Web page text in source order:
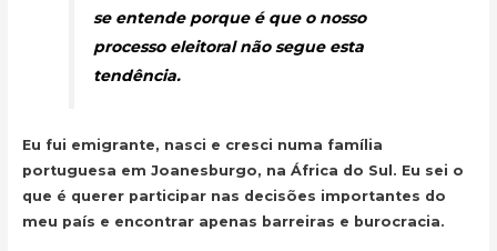
se entende porque é que o nosso
processo eleitoral não segue esta
tendência.
Eu fui emigrante, nasci e cresci numa família
portuguesa em Joanesburgo, na África do Sul. Eu sei o
que é querer participar nas decisões importantes do
meu país e encontrar apenas barreiras e burocracia.